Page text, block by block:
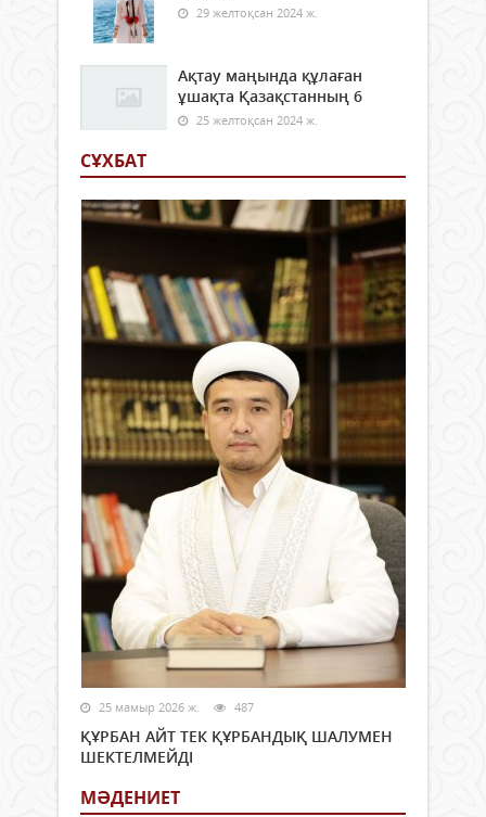
29 желтоқсан 2024 ж.
Ақтау маңында құлаған
ұшақта Қазақстанның 6
25 желтоқсан 2024 ж.
СҰХБАТ
25 мамыр 2026 ж. 487
ҚҰРБАН АЙТ ТЕК ҚҰРБАНДЫҚ ШАЛУМЕН
ШЕКТЕЛМЕЙДІ
МӘДЕНИЕТ